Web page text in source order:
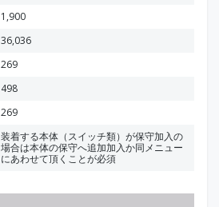
1,900
36,036
269
498
269
装着する本体（スイッチ類）が保守加入の
場合は本体の保守へ追加加入か同メニュー
にあわせて頂くことが必須